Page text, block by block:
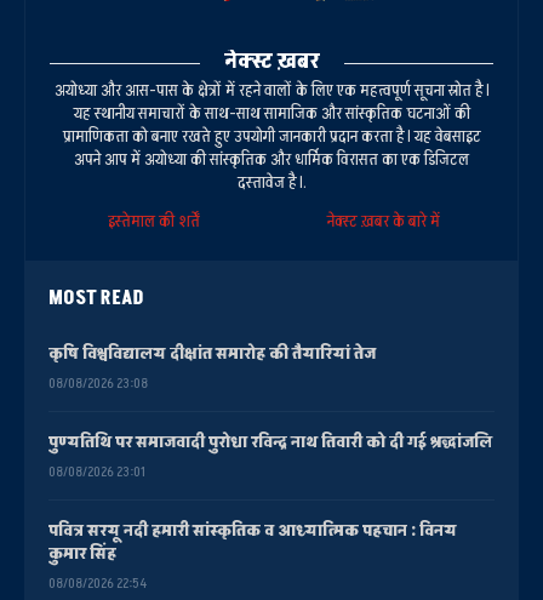
नेक्स्ट ख़बर
अयोध्या और आस-पास के क्षेत्रों में रहने वालों के लिए एक महत्वपूर्ण सूचना स्रोत है।
यह स्थानीय समाचारों के साथ-साथ सामाजिक और सांस्कृतिक घटनाओं की
प्रामाणिकता को बनाए रखते हुए उपयोगी जानकारी प्रदान करता है। यह वेबसाइट
अपने आप में अयोध्या की सांस्कृतिक और धार्मिक विरासत का एक डिजिटल
दस्तावेज है।.
इस्तेमाल की शर्तें
नेक्स्ट ख़बर के बारे में
MOST READ
कृषि विश्वविद्यालय दीक्षांत समारोह की तैयारियां तेज
08/08/2026 23:08
पुण्यतिथि पर समाजवादी पुरोधा रविन्द्र नाथ तिवारी को दी गई श्रद्धांजलि
08/08/2026 23:01
पवित्र सरयू नदी हमारी सांस्कृतिक व आध्यात्मिक पहचान : विनय
कुमार सिंह
08/08/2026 22:54